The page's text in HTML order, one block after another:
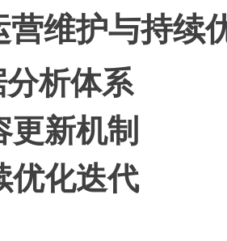
营维护与持续
分析体系
更新机制
优化迭代